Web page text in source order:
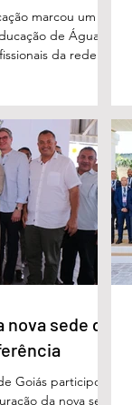
marcou um
de Águas
da rede
das futuras
municipal
destacou que o
aos
um
sede da
Goiás participou,
da nova sede